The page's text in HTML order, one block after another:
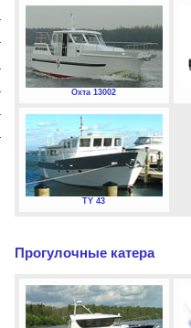
Охта 13002
TY 43
Прогулочные катера